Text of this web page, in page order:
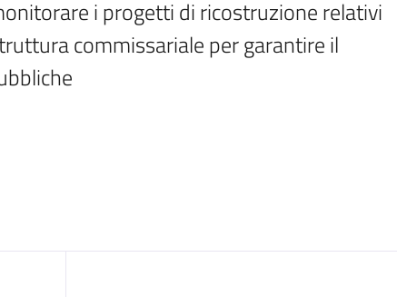
i progetti di ricostruzione relativi
commissariale per garantire il